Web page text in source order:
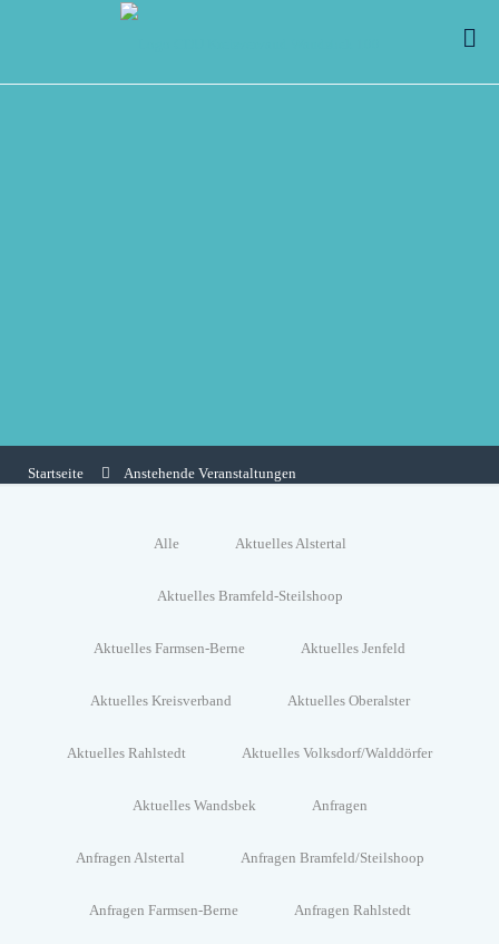
Startseite Anstehende Veranstaltungen
Alle Aktuelles Alstertal
Aktuelles Bramfeld-Steilshoop
Aktuelles Farmsen-Berne Aktuelles Jenfeld
Aktuelles Kreisverband Aktuelles Oberalster
Aktuelles Rahlstedt Aktuelles Volksdorf/Walddörfer
Aktuelles Wandsbek Anfragen
Anfragen Alstertal Anfragen Bramfeld/Steilshoop
Anfragen Farmsen-Berne Anfragen Rahlstedt